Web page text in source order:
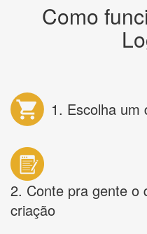
Como
1. Escolha um
2. Conte pra gente o
criação